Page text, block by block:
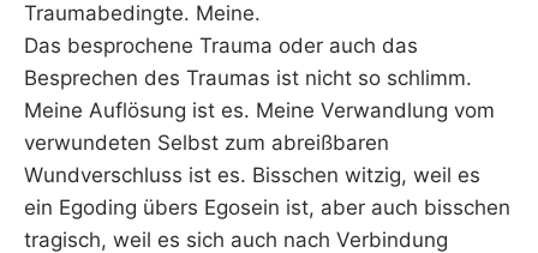
Traumabedingte. Meine.
Das besprochene Trauma oder auch das
Besprechen des Traumas ist nicht so schlimm.
Meine Auflösung ist es. Meine Verwandlung vom
verwundeten Selbst zum abreißbaren
Wundverschluss ist es. Bisschen witzig, weil es
ein Egoding übers Egosein ist, aber auch bisschen
tragisch, weil es sich auch nach Verbindung